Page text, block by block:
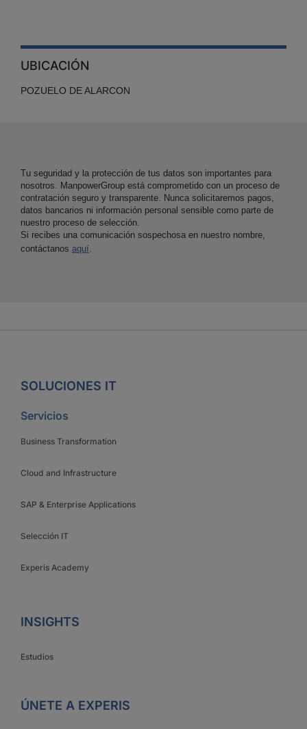
UBICACIÓN
POZUELO DE ALARCON
Tu seguridad y la protección de tus datos son importantes para
nosotros. ManpowerGroup está comprometido con un proceso de
contratación seguro y transparente. Nunca solicitaremos pagos,
datos bancarios ni información personal sensible como parte de
nuestro proceso de selección.
Si recibes una comunicación sospechosa en nuestro nombre,
contáctanos aquí.
SOLUCIONES IT
Servicios
Business Transformation
Cloud and Infrastructure
SAP & Enterprise Applications
Selección IT
Experis Academy
INSIGHTS
Estudios
ÚNETE A EXPERIS